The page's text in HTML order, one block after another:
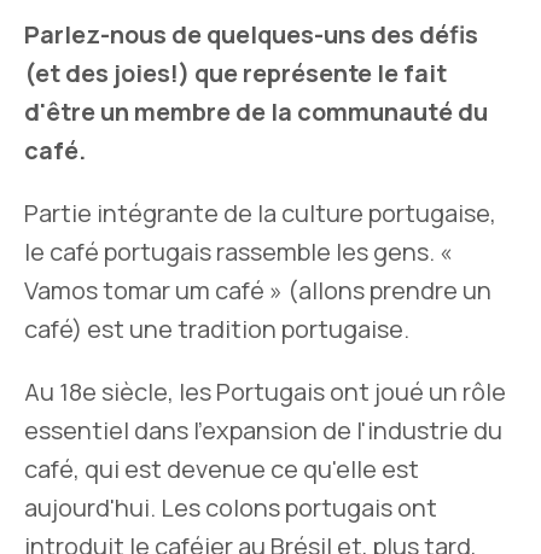
Parlez-nous de quelques-uns des défis
(et des joies!) que représente le fait
d'être un membre de la communauté du
café.
Partie intégrante de la culture portugaise,
le café portugais rassemble les gens. «
Vamos tomar um café » (allons prendre un
café) est une tradition portugaise.
Au 18e siècle, les Portugais ont joué un rôle
essentiel dans l'expansion de l'industrie du
café, qui est devenue ce qu'elle est
aujourd'hui. Les colons portugais ont
introduit le caféier au Brésil et, plus tard,